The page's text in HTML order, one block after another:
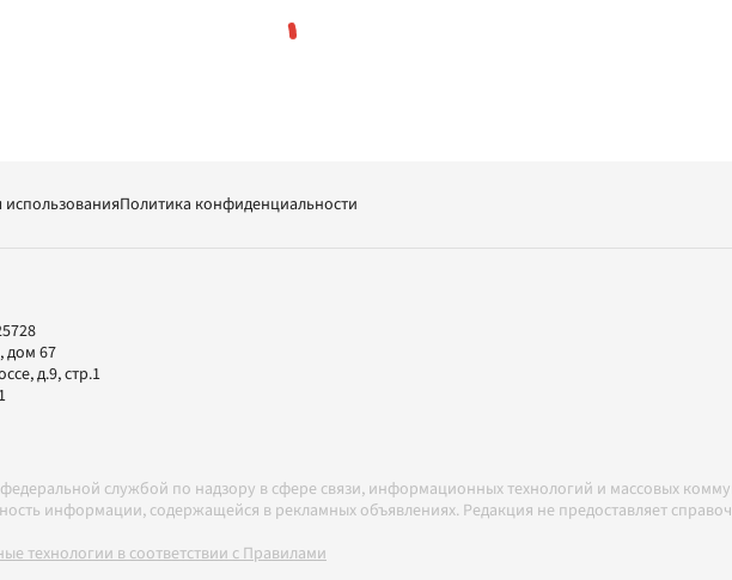
использованияПолитика конфиденциальности
дом 67
д.9, стр.1
службой по надзору в сфере связи, информационных технологий и массовых
информации, содержащейся в рекламных объявлениях. Редакция не предоставляет
технологии в соответствии с Правилами